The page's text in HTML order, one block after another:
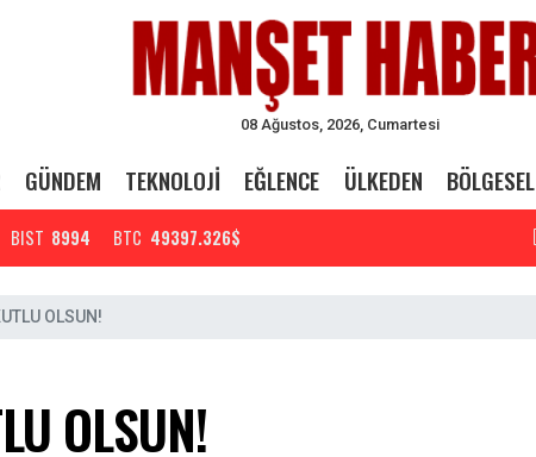
08 Ağustos, 2026, Cumartesi
GÜNDEM TEKNOLOJİ EĞLENCE ÜLKEDEN BÖLGESEL
BIST 8994 BTC 49397.326$
OLSUN!
OLSUN!